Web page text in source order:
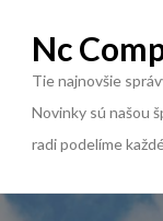
Nc
Tie najnovšie
Novinky sú našou
radi podelíme